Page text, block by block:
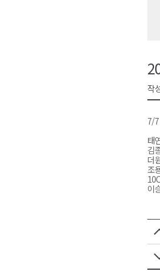
양양군, 피서지 계곡·하천 불
평창군 계촌5리 깡촌음악회 내
작
7/
태
김
더
조
이